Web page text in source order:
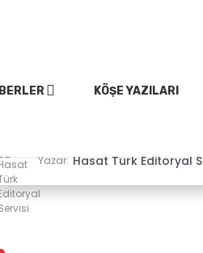
KÖŞE YAZILARI
Yazar: Hasat Türk Editoryal